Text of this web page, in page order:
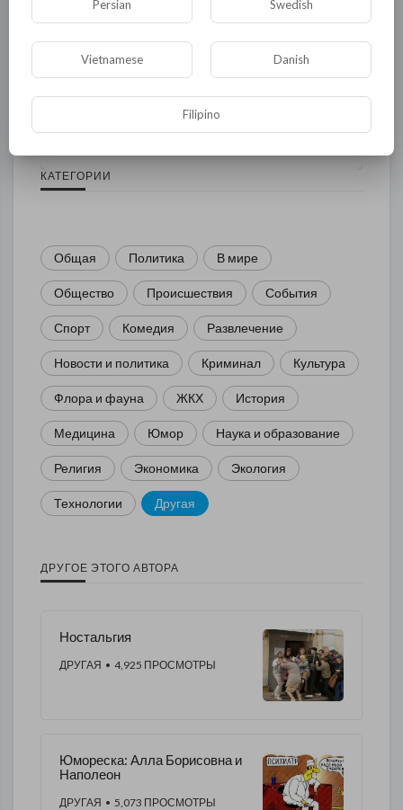
Комментариев нет
КАТЕГОРИИ
Общая Политика В мире
Общество Происшествия События
Спорт Комедия Развлечение
Новости и политика Криминал Культура
Флора и фауна ЖКХ История
Медицина Юмор Наука и образование
Религия Экономика Экология
Технологии Другая
ДРУГОЕ ЭТОГО АВТОРА
Ностальгия
ДРУГАЯ • 4,925 ПРОСМОТРЫ
Юмореска: Алла Борисовна и
Наполеон
ДРУГАЯ • 5,073 ПРОСМОТРЫ
Persian Swedish
Vietnamese Danish
Filipino